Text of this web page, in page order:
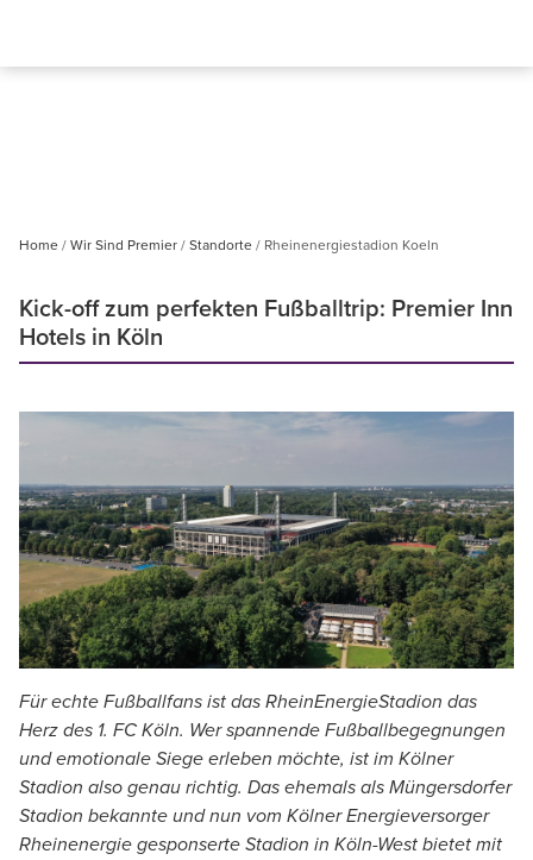
Home Wir Sind Premier Standorte Rheinenergiestadion Koeln
Kick-off zum perfekten Fußballtrip: Premier Inn
Hotels in Köln
Für echte Fußballfans ist das RheinEnergieStadion das
Herz des 1. FC Köln. Wer spannende Fußballbegegnungen
und emotionale Siege erleben möchte, ist im Kölner
Stadion also genau richtig. Das ehemals als Müngersdorfer
Stadion bekannte und nun vom Kölner Energieversorger
Rheinenergie gesponserte Stadion in Köln-West bietet mit